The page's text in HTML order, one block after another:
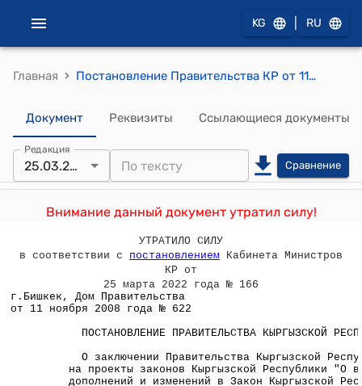
KG RU
Главная › Постановление Правительства КР от 11 ноября 2008 года N 622 "О заключении Правительства Кыргызской Республики на проекты законов Кыргызской Республики "О внесении дополнений и изменений в Закон Кыргызской Республики "О социальной защите граждан Кыргызской Республики, пострадавших вследствие чернобыльской катастрофы" и "О внесении дополнений в Закон Кыргызской Республики "О государственном пенсионном социальном страховании", инициированные депутатом Жогорку Кенеша Кыргызской Республики Тулендыбаевым П.Р."
Документ Реквизиты Ссылающиеся документы
Редакция
25.03.2022 Сравнение
Внимание данный документ утратил силу!